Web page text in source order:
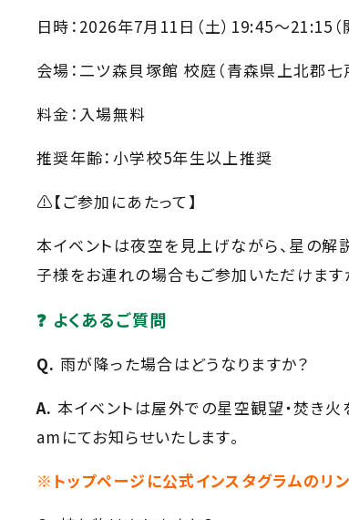
日時：2026年7月11日（土）19:45〜21:15（
会場：二ツ森貝塚館 校庭（青森県上北郡
料金：入場無料
推奨年齢：小学校5年生以上推奨
⚠️【ご参加にあたって】
本イベントは夜空を見上げながら、星の解
子様をお連れの場合もご参加いただけます
❓ よくあるご質問
Q. 雨が降った場合はどうなりますか？
A. 本イベントは屋外での星空観望・焚き
amにてお知らせいたします。
※トップページに公式インスタグラムのリ